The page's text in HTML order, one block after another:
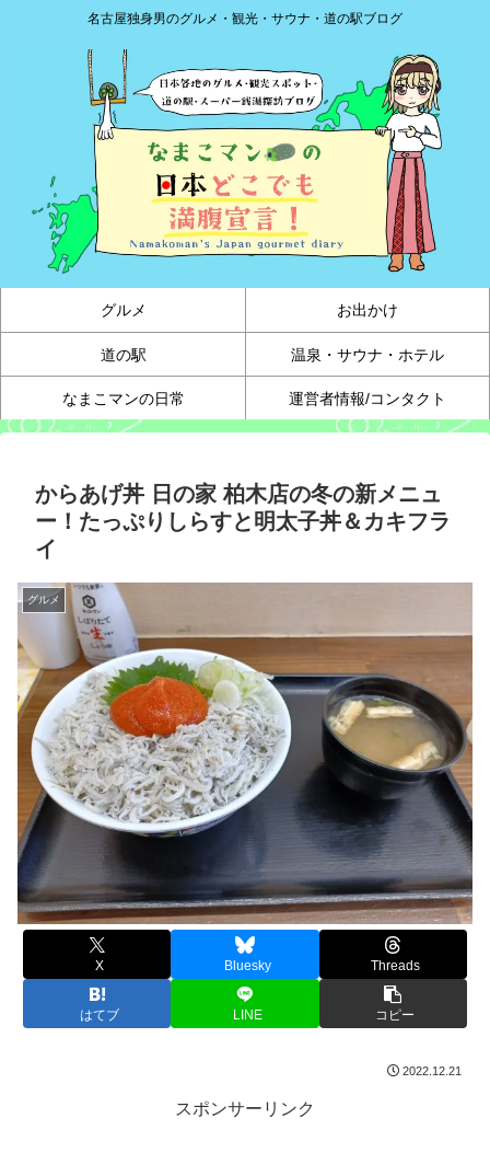
名古屋独身男のグルメ・観光・サウナ・道の駅ブログ
グルメ お出かけ
道の駅 温泉・サウナ・ホテル
なまこマンの日常 運営者情報/コンタクト
からあげ丼 日の家 柏木店の冬の新メニュ
ー！たっぷりしらすと明太子丼＆カキフラ
イ
グルメ
X Bluesky Threads
はてブ LINE コピー
2022.12.21
スポンサーリンク